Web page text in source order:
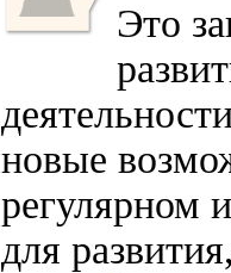
Это
новые
регулярном
для